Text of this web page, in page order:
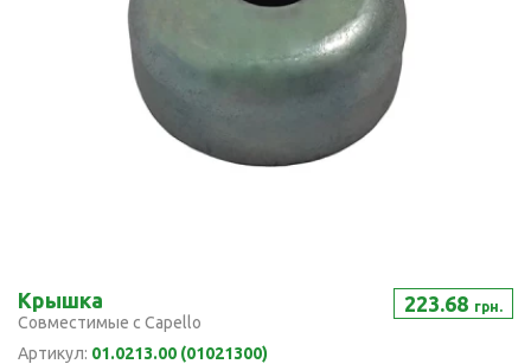
Крышка
Совместимые с Capello
Артикул: 01.0213.00 (01021300)
223.68 грн.